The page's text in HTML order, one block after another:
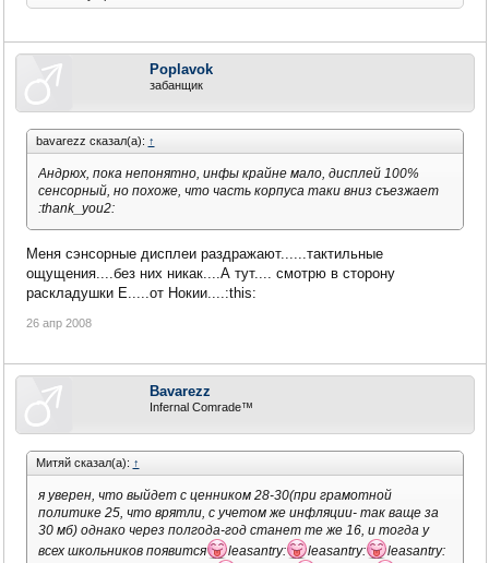
Poplavok
забанщик
bavarezz сказал(а): ↑
Андрюх, пока непонятно, инфы крайне мало, дисплей 100%
сенсорный, но похоже, что часть корпуса таки вниз съезжает
:thank_you2:
Меня сэнсорные дисплеи раздражают......тактильные
ощущения....без них никак....А тут.... смотрю в сторону
раскладушки Е.....от Нокии....:this:
26 апр 2008
Bavarezz
Infernal Comrade™
Митяй сказал(а): ↑
я уверен, что выйдет с ценником 28-30(при грамотной
политике 25, что врятли, с учетом же инфляции- так ваще за
30 мб) однако через полгода-год станет те же 16, и тогда у
всех школьников появится
leasantry: leasantry:
leasantry: